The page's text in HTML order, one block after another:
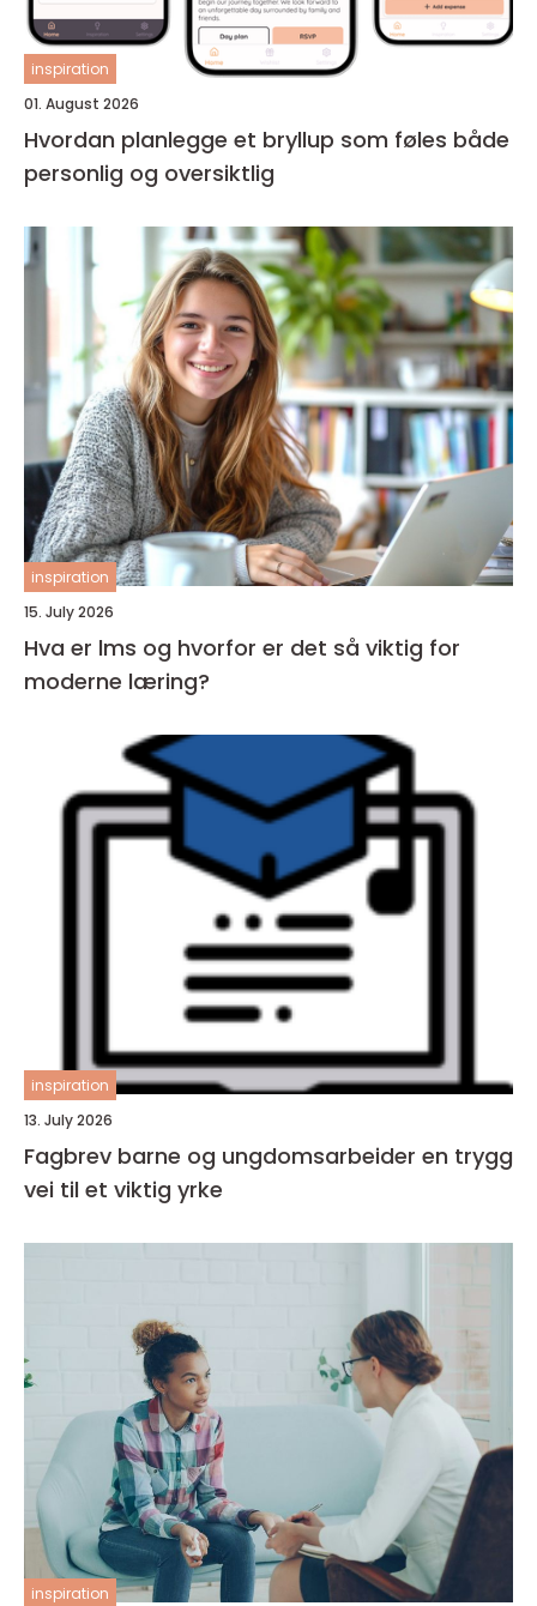
inspiration
01. August 2026
Hvordan planlegge et bryllup som føles både
personlig og oversiktlig
inspiration
15. July 2026
Hva er lms og hvorfor er det så viktig for
moderne læring?
inspiration
13. July 2026
Fagbrev barne og ungdomsarbeider en trygg
vei til et viktig yrke
inspiration